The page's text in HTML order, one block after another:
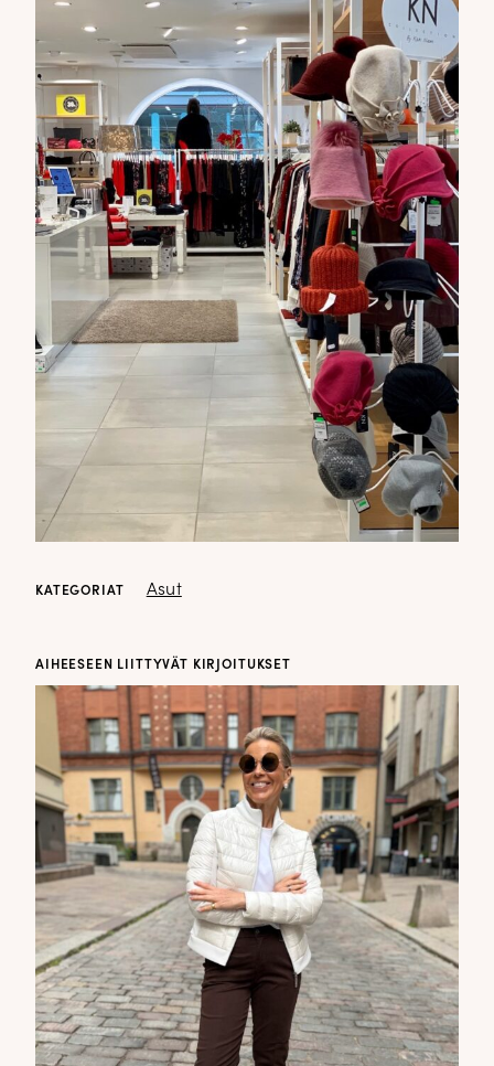
KATEGORIAT Asut
AIHEESEEN LIITTYVÄT KIRJOITUKSET